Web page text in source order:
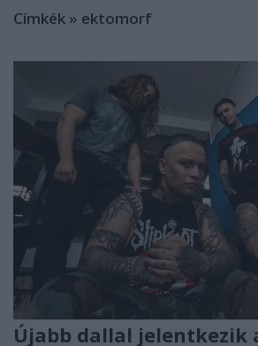
Címkék » ektomorf
Újabb dallal jelentkezik